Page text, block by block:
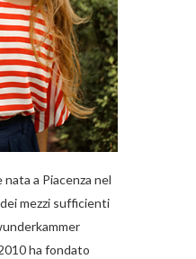
a Piacenza nel
mezzi sufficienti
ha fondato